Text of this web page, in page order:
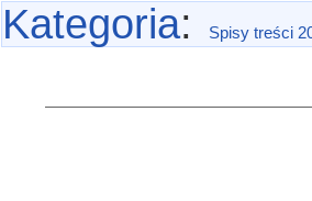
Kategoria: Spisy treści